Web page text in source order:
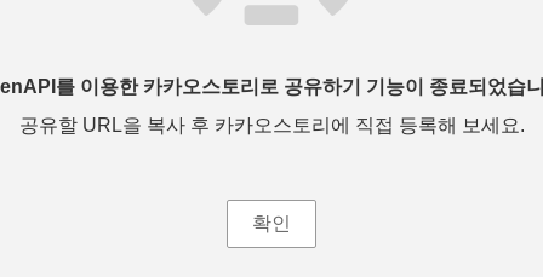
를 이용한 카카오스토리로 공유하기 기능이 종료되었습
공유할 URL을 복사 후 카카오스토리에 직접 등록해 보세요.
확인